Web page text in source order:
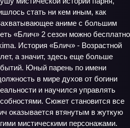
стать ни кем иным, как
аниме с большим
«Блич» 2 сезон можно бесплатно
История «Блич» - Возрастной
а значит, здесь еще больше
Юный парень по имени
в мире духов от богини
и научился управлять
Сюжет становится все
оказывается втянутым в жуткую
мистическими персонажами.